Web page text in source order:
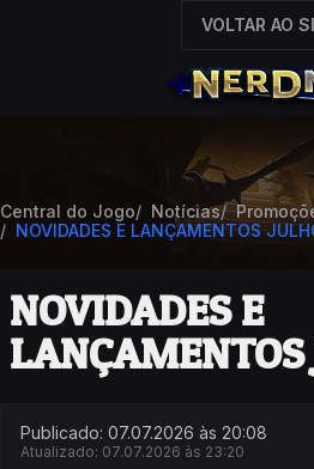
VOLTAR AO
Central do Jogo Notícias
NOVIDADES E LANÇAMENTOS
NOVIDADES E
LANÇAMENTOS
Publicado: 07.07.2026 às 20:08
Atualizado: 07.07.2026 às 23:20